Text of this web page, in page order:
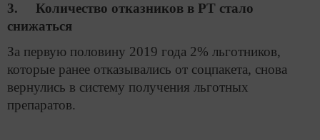
3. Количество отказников в РТ стало
снижаться
За первую половину 2019 года 2% льготников,
которые ранее отказывались от соцпакета, снова
вернулись в систему получения льготных
препаратов.